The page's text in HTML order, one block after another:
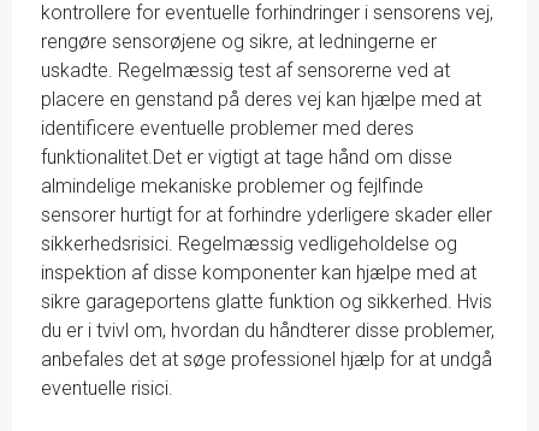
kontrollere for eventuelle forhindringer i sensorens vej,
rengøre sensorøjene og sikre, at ledningerne er
uskadte. Regelmæssig test af sensorerne ved at
placere en genstand på deres vej kan hjælpe med at
identificere eventuelle problemer med deres
funktionalitet.Det er vigtigt at tage hånd om disse
almindelige mekaniske problemer og fejlfinde
sensorer hurtigt for at forhindre yderligere skader eller
sikkerhedsrisici. Regelmæssig vedligeholdelse og
inspektion af disse komponenter kan hjælpe med at
sikre garageportens glatte funktion og sikkerhed. Hvis
du er i tvivl om, hvordan du håndterer disse problemer,
anbefales det at søge professionel hjælp for at undgå
eventuelle risici.